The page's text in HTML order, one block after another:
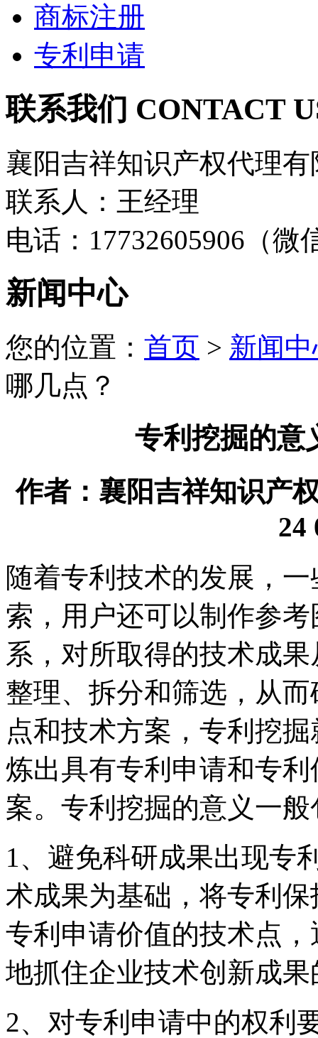
商标注册
专利申请
联系我们 CONTACT
襄阳吉祥知识产权代理有
联系人：王经理
电话：17732605906（微
新闻中心
您的位置： 首页 > 新闻
哪几点？
专利挖掘的意
作者：襄阳吉祥知识产
24
随着专利技术的发展，
索，用户还可以制作参
系，对所取得的技术成
整理、拆分和筛选，从
点和技术方案，专利挖
炼出具有专利申请和专
案。专利挖掘的意义一
1、避免科研成果出现专
术成果为基础，将专利
专利申请价值的技术点
地抓住企业技术创新成
2、对专利申请中的权利